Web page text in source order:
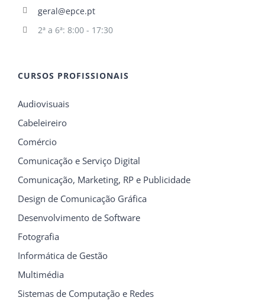
geral@epce.pt
2ª a 6ª: 8:00 - 17:30
CURSOS PROFISSIONAIS
Audiovisuais
Cabeleireiro
Comércio
Comunicação e Serviço Digital
Comunicação, Marketing, RP e Publicidade
Design de Comunicação Gráfica
Desenvolvimento de Software
Fotografia
Informática de Gestão
Multimédia
Sistemas de Computação e Redes